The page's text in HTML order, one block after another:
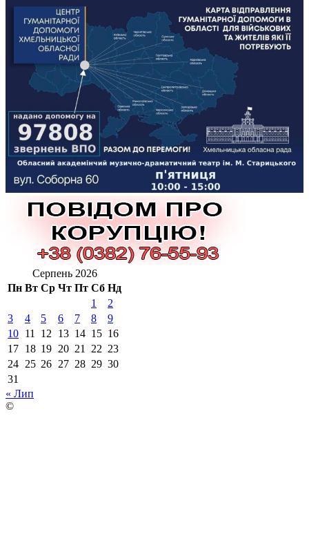
Серпень 2026
Пн Вт Ср Чт Пт Сб Нд
1
2
3
4 5 6 7 8
9
10 11 12 13 14 15 16
17 18 19 20 21 22 23
24 25 26 27 28 29 30
31
« Лип
©